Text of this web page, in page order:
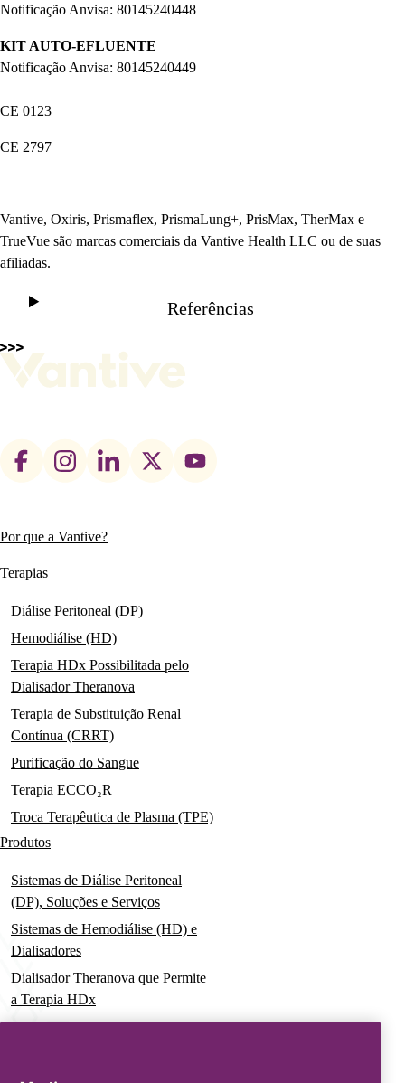
Notificação Anvisa: 80145240448
KIT AUTO-EFLUENTE
Notificação Anvisa: 80145240449
CE 0123
CE 2797
Vantive, Oxiris, Prismaflex, PrismaLung+, PrisMax, TherMax e
TrueVue são marcas comerciais da Vantive Health LLC ou de suas
afiliadas.
Referências
Footer
Main
navigation
Por que a Vantive?
Terapias
Diálise Peritoneal (DP)
Hemodiálise (HD)
Terapia HDx Possibilitada pelo
Dialisador Theranova
Terapia de Substituição Renal
Contínua (CRRT)
Purificação do Sangue
Terapia ECCO₂R
Troca Terapêutica de Plasma (TPE)
Produtos
Sistemas de Diálise Peritoneal
(DP), Soluções e Serviços
Sistemas de Hemodiálise (HD) e
Dialisadores
Dialisador Theranova que Permite
a Terapia HDx
Sistemas de Terapia Aguda